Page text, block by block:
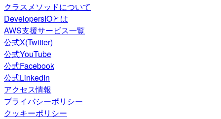
クラスメソッドについて
DevelopersIOとは
AWS支援サービス一覧
公式X(Twitter)
公式YouTube
公式Facebook
公式LinkedIn
アクセス情報
プライバシーポリシー
クッキーポリシー